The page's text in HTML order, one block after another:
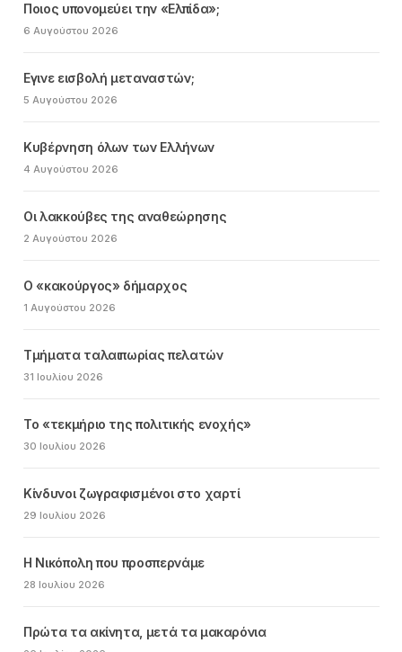
Ποιος υπονομεύει την «Ελπίδα»;
6 Αυγούστου 2026
Εγινε εισβολή μεταναστών;
5 Αυγούστου 2026
Κυβέρνηση όλων των Ελλήνων
4 Αυγούστου 2026
Οι λακκούβες της αναθεώρησης
2 Αυγούστου 2026
Ο «κακούργος» δήμαρχος
1 Αυγούστου 2026
Τμήματα ταλαιπωρίας πελατών
31 Ιουλίου 2026
Το «τεκμήριο της πολιτικής ενοχής»
30 Ιουλίου 2026
Κίνδυνοι ζωγραφισμένοι στο χαρτί
29 Ιουλίου 2026
Η Νικόπολη που προσπερνάμε
28 Ιουλίου 2026
Πρώτα τα ακίνητα, μετά τα μακαρόνια